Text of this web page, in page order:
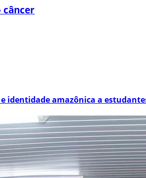
câncer
identidade amazônica a